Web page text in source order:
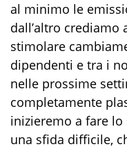
al minimo le
dall’altro
stimolare
dipendenti e tra i
nelle prossime
completamente
inizieremo a fare lo
una sfida difficile,